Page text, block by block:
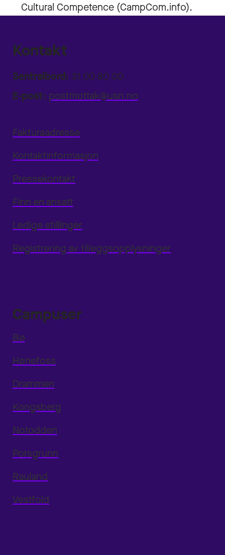
Cultural Competence (CampCom.info).
Kontakt
Sentralbord: 31 00 80 00
E-post: postmottak@usn.no
Fakturaadresse
Kontaktinformasjon
Pressekontakt
Finn en ansatt
Ledige stillinger
Registrering av tilleggsopplysninger
Campuser
Bø
Hønefoss
Drammen
Kongsberg
Notodden
Porsgrunn
Rauland
Vestfold